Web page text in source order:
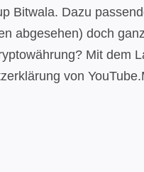
Bitwala. Dazu
abgesehen) doch ganz
Mit dem
von